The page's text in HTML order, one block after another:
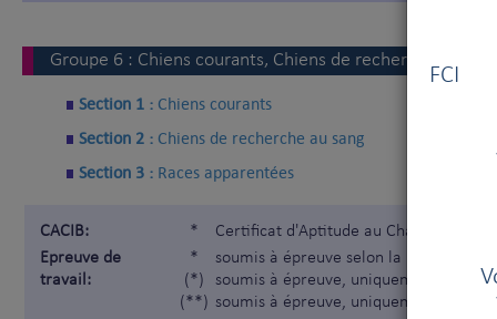
FCI
Groupe 6 : Chiens courants, Chiens de recherche au
Section 1 : Chiens courants
Section 2 : Chiens de recherche au sang
Section 3 : Races apparentées
CACIB: *
Certificat d'Aptitude au Championnat
Epreuve de
travail:
*
(*)
(**)
soumis à épreuve selon la
soumis à épreuve, uniquement pour
soumis à épreuve, uniquement pour